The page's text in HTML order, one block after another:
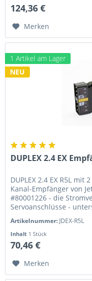
124,36 €
Merken
1 Artikel am Lager
NEU
DUPLEX 2.4 EX
DUPLEX 2.4 EX R5L mit
Kanal-Empfänger von
#80001226 - die
Servoanschlüsse -
Artikelnummer: JDEX-R5L
Inhalt 1 Stück
70,46 €
Merken